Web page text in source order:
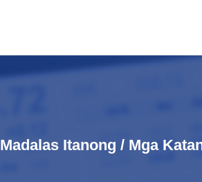
Madalas Itanong / Mga